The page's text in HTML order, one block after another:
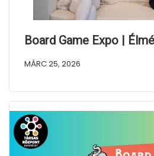
Board Game Expo |
MÁRC 25, 2026